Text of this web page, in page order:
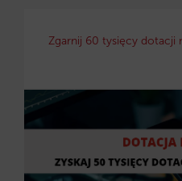
Zgarnij 60 tysięcy dotacji